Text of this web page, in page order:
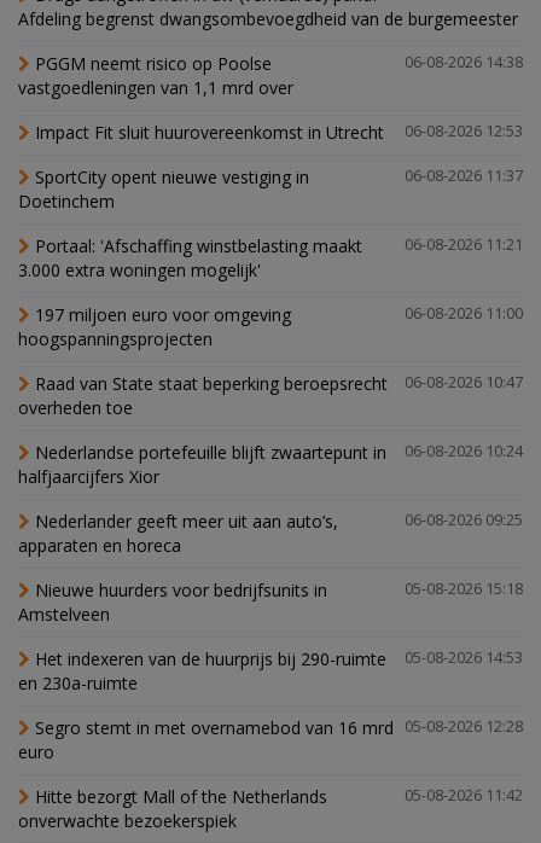
Afdeling begrenst dwangsombevoegdheid van de burgemeester
06-08-2026 14:38
PGGM neemt risico op Poolse
vastgoedleningen van 1,1 mrd over
06-08-2026 12:53
Impact Fit sluit huurovereenkomst in Utrecht
06-08-2026 11:37
SportCity opent nieuwe vestiging in
Doetinchem
06-08-2026 11:21
Portaal: 'Afschaffing winstbelasting maakt
3.000 extra woningen mogelijk'
06-08-2026 11:00
197 miljoen euro voor omgeving
hoogspanningsprojecten
06-08-2026 10:47
Raad van State staat beperking beroepsrecht
overheden toe
06-08-2026 10:24
Nederlandse portefeuille blijft zwaartepunt in
halfjaarcijfers Xior
06-08-2026 09:25
Nederlander geeft meer uit aan auto’s,
apparaten en horeca
05-08-2026 15:18
Nieuwe huurders voor bedrijfsunits in
Amstelveen
05-08-2026 14:53
Het indexeren van de huurprijs bij 290-ruimte
en 230a-ruimte
05-08-2026 12:28
Segro stemt in met overnamebod van 16 mrd
euro
05-08-2026 11:42
Hitte bezorgt Mall of the Netherlands
onverwachte bezoekerspiek